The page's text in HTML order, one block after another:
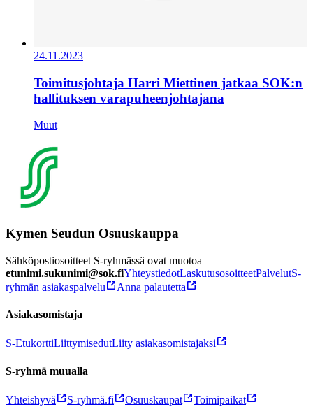
24.11.2023
Toimitusjohtaja Harri Miettinen jatkaa SOK:n
hallituksen varapuheenjohtajana
Muut
Kymen Seudun Osuuskauppa
Sähköpostiosoitteet S-ryhmässä ovat muotoa
etunimi.sukunimi@sok.fiYhteystiedotLaskutusosoitteetPalvelutS-
ryhmän asiakaspalvelu
Anna palautetta
Asiakasomistaja
S-EtukorttiLiittymisedutLiity asiakasomistajaksi
S-ryhmä muualla
Yhteishyvä S-ryhmä.fi Osuuskaupat Toimipaikat